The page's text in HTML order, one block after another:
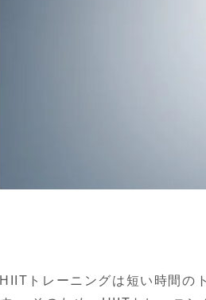
HIITトレーニングは短い時間の